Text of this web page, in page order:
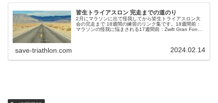
皆生トライアスロン 完走までの道のり
2月にマラソンに出て怪我してから皆生トライアスロン大
会の完走まで 18週間の練習のリンク集です。18週間前：
マラソンの怪我に悩まされる17週間前：Zwift Gran Fondo
save-triathlon.com 2024.02.14